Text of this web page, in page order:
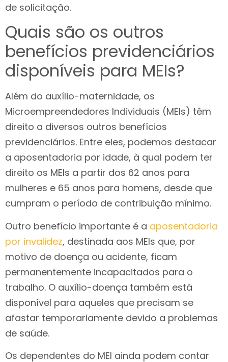
de solicitação.
Quais são os outros
benefícios previdenciários
disponíveis para MEIs?
Além do auxílio-maternidade, os
Microempreendedores Individuais (MEIs) têm
direito a diversos outros benefícios
previdenciários. Entre eles, podemos destacar
a aposentadoria por idade, à qual podem ter
direito os MEIs a partir dos 62 anos para
mulheres e 65 anos para homens, desde que
cumpram o período de contribuição mínimo.
Outro benefício importante é a aposentadoria
por invalidez, destinada aos MEIs que, por
motivo de doença ou acidente, ficam
permanentemente incapacitados para o
trabalho. O auxílio-doença também está
disponível para aqueles que precisam se
afastar temporariamente devido a problemas
de saúde.
Os dependentes do MEI ainda podem contar